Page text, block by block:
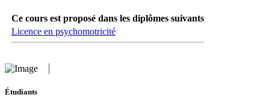
Ce cours est proposé dans les diplômes suivants
Licence en psychomotricité
Étudiants